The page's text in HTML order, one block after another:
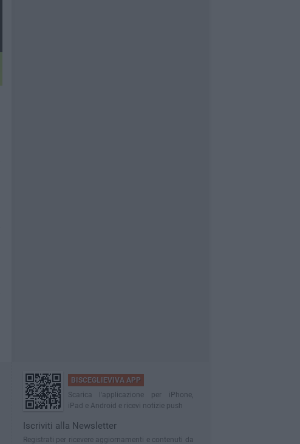
BISCEGLIEVIVA APP
Scarica l'applicazione per iPhone,
iPad e Android e ricevi notizie push
Iscriviti alla Newsletter
Registrati per ricevere aggiornamenti e contenuti da